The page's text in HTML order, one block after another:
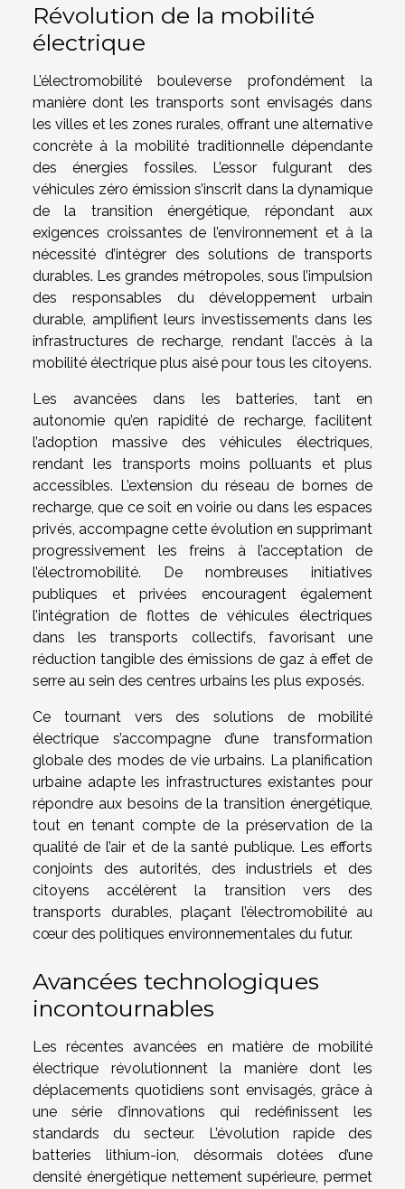
Révolution de la mobilité
électrique
L’électromobilité bouleverse profondément la
manière dont les transports sont envisagés dans
les villes et les zones rurales, offrant une alternative
concrète à la mobilité traditionnelle dépendante
des énergies fossiles. L’essor fulgurant des
véhicules zéro émission s’inscrit dans la dynamique
de la transition énergétique, répondant aux
exigences croissantes de l’environnement et à la
nécessité d’intégrer des solutions de transports
durables. Les grandes métropoles, sous l’impulsion
des responsables du développement urbain
durable, amplifient leurs investissements dans les
infrastructures de recharge, rendant l’accès à la
mobilité électrique plus aisé pour tous les citoyens.
Les avancées dans les batteries, tant en
autonomie qu’en rapidité de recharge, facilitent
l’adoption massive des véhicules électriques,
rendant les transports moins polluants et plus
accessibles. L’extension du réseau de bornes de
recharge, que ce soit en voirie ou dans les espaces
privés, accompagne cette évolution en supprimant
progressivement les freins à l’acceptation de
l’électromobilité. De nombreuses initiatives
publiques et privées encouragent également
l’intégration de flottes de véhicules électriques
dans les transports collectifs, favorisant une
réduction tangible des émissions de gaz à effet de
serre au sein des centres urbains les plus exposés.
Ce tournant vers des solutions de mobilité
électrique s’accompagne d’une transformation
globale des modes de vie urbains. La planification
urbaine adapte les infrastructures existantes pour
répondre aux besoins de la transition énergétique,
tout en tenant compte de la préservation de la
qualité de l’air et de la santé publique. Les efforts
conjoints des autorités, des industriels et des
citoyens accélèrent la transition vers des
transports durables, plaçant l’électromobilité au
cœur des politiques environnementales du futur.
Avancées technologiques
incontournables
Les récentes avancées en matière de mobilité
électrique révolutionnent la manière dont les
déplacements quotidiens sont envisagés, grâce à
une série d’innovations qui redéfinissent les
standards du secteur. L’évolution rapide des
batteries lithium-ion, désormais dotées d’une
densité énergétique nettement supérieure, permet